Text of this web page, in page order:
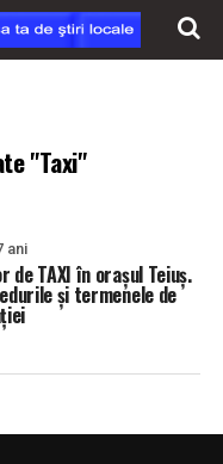
"Taxi"
ani
TAXI în orașul Teiuș.
și termenele de